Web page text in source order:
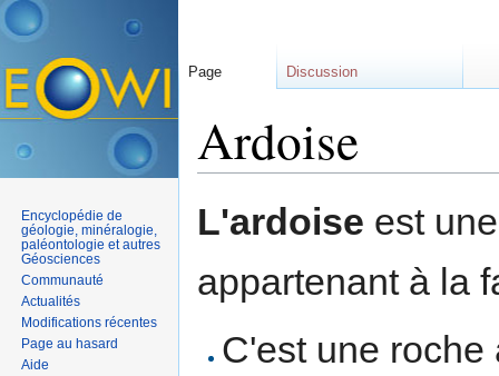
Ardoise
L'ardoise est
appartenant à la
C'est une
Page Discussion
Encyclopédie de
géologie, minéralogie,
paléontologie et autres
Géosciences
Communauté
Actualités
Modifications récentes
Page au hasard
Aide